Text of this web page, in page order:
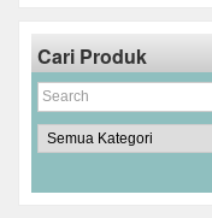
Cari Produk